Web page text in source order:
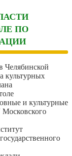
ПО
Челябинской
культурных
и культурные